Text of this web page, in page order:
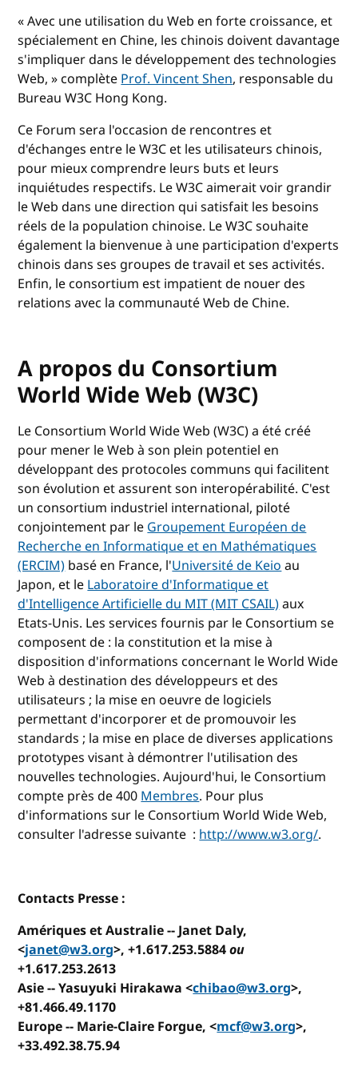
« Avec une utilisation du Web en forte croissance, et
spécialement en Chine, les chinois doivent davantage
s'impliquer dans le développement des technologies
Web, » complèteProf. Vincent Shen, responsable du
Bureau W3C Hong Kong.
Ce Forum sera l'occasion de rencontres et
d'échanges entre le W3C et les utilisateurs chinois,
pour mieux comprendre leurs buts et leurs
inquiétudes respectifs. Le W3C aimerait voir grandir
le Web dans une direction qui satisfait les besoins
réels de la population chinoise. Le W3C souhaite
également la bienvenue à une participation d'experts
chinois dans ses groupes de travail et ses activités.
Enfin, le consortium est impatient de nouer des
relations avec la communauté Web de Chine.
A propos du Consortium
World Wide Web (W3C)
Le Consortium World Wide Web (W3C) a été créé
pour mener le Web à son plein potentiel en
développant des protocoles communs qui facilitent
son évolution et assurent son interopérabilité. C'est
un consortium industriel international, piloté
conjointement par leGroupement Européen de
Recherche en Informatique et en Mathématiques
(ERCIM)basé en France, l'Université de Keioau
Japon, et leLaboratoire d'Informatique et
d'Intelligence Artificielle du MIT (MIT CSAIL)aux
Etats-Unis. Les services fournis par le Consortium se
composent de : la constitution et la mise à
disposition d'informations concernant le World Wide
Web à destination des développeurs et des
utilisateurs ; la mise en oeuvre de logiciels
permettant d'incorporer et de promouvoir les
standards ; la mise en place de diverses applications
prototypes visant à démontrer l'utilisation des
nouvelles technologies. Aujourd'hui, le Consortium
compte près de 400Membres. Pour plus
d'informations sur le Consortium World Wide Web,
consulter l'adresse suivante :http://www.w3.org/.
Contacts Presse :
Amériques et Australie --Janet Daly,
<janet@w3.org>, +1.617.253.5884ou
+1.617.253.2613
Asie --Yasuyuki Hirakawa <chibao@w3.org>,
+81.466.49.1170
Europe -- Marie-Claire Forgue, <mcf@w3.org>,
+33.492.38.75.94